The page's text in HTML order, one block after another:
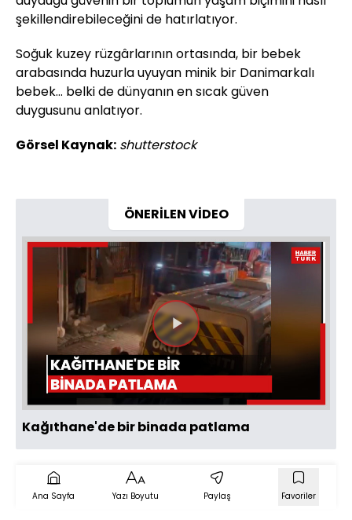
şekillendirebileceğini de hatırlatıyor.
Soğuk kuzey rüzgârlarının ortasında, bir bebek
arabasında huzurla uyuyan minik bir Danimarkalı
bebek… belki de dünyanın en sıcak güven
duygusunu anlatıyor.
Görsel Kaynak: shutterstock
ÖNERİLEN VİDEO
Videoyu
Oynat
Kağıthane'de bir binada patlama
Ana Sayfa Yazı Boyutu Paylaş Favoriler